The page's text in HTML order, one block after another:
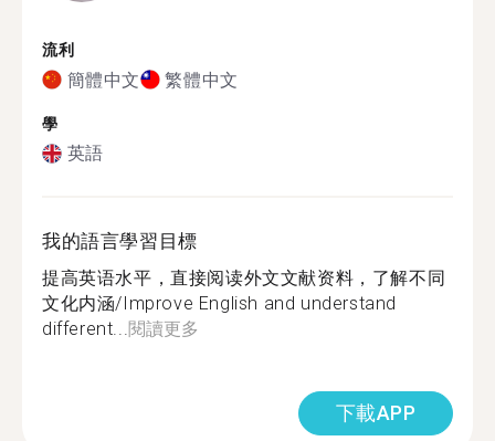
流利
簡體中文 繁體中文
學
英語
我的語言學習目標
提高英语水平，直接阅读外文文献资料，了解不同
文化内涵/Improve English and understand
different...閱讀更多
下載APP